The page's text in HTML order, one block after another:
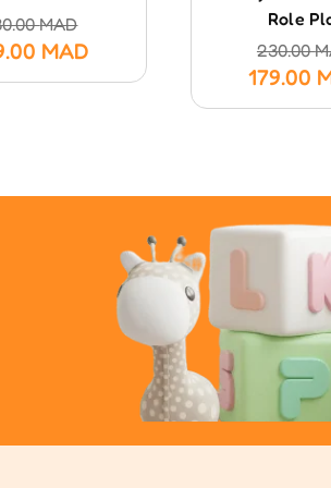
MAD
MAD
Role
230.00
179.00